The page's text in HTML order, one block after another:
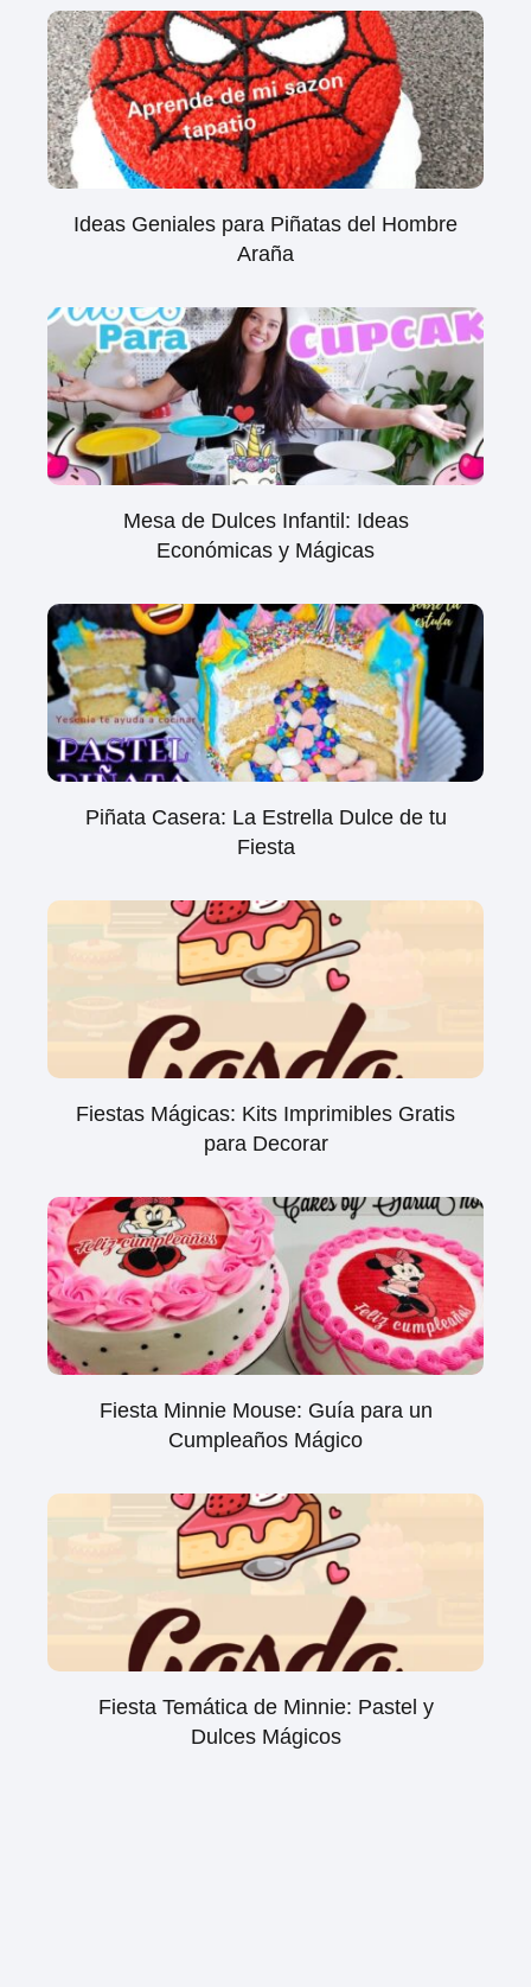
Ideas Geniales para Piñatas del Hombre
Araña
Mesa de Dulces Infantil: Ideas
Económicas y Mágicas
Piñata Casera: La Estrella Dulce de tu
Fiesta
Fiestas Mágicas: Kits Imprimibles Gratis
para Decorar
Fiesta Minnie Mouse: Guía para un
Cumpleaños Mágico
Fiesta Temática de Minnie: Pastel y
Dulces Mágicos